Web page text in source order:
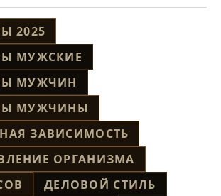
2025
МУЖСКИЕ
МУЖЧИН
МУЖЧИНЫ
ЗАВИСИМОСТЬ
ОРГАНИЗМА
ДЕЛОВОЙ СТИЛЬ